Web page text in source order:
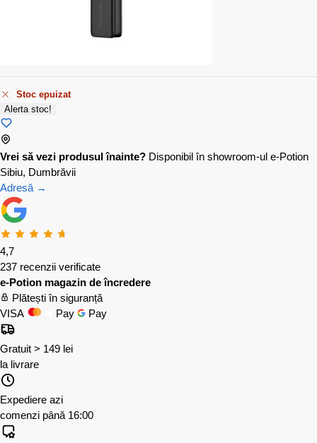
Stoc epuizat
Alerta stoc!
Vrei să vezi produsul înainte? Disponibil în showroom-ul e-Potion
Sibiu, Dumbrăvii
Adresă →
4,7
237 recenzii verificate
e-Potion magazin de încredere
Plătești în siguranță
VISA
Pay Pay
Gratuit > 149 lei
la livrare
Expediere azi
comenzi până 16:00